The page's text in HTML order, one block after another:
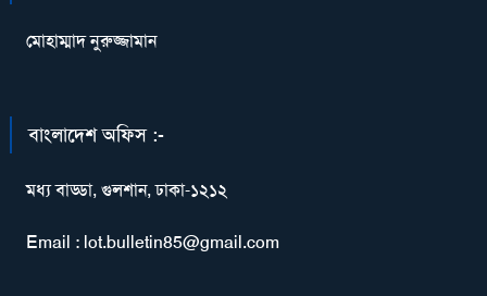
মোহাম্মাদ নুরুজ্জামান
বাংলাদেশ অফিস :-
মধ্য বাড্ডা, গুলশান, ঢাকা-১২১২
Email : lot.bulletin85@gmail.com